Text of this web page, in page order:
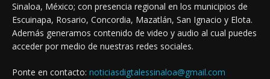
Sinaloa, México; con presencia regional en los municipios de
Escuinapa, Rosario, Concordia, Mazatlán, San Ignacio y Elota.
Además generamos contenido de video y audio al cual puedes
acceder por medio de nuestras redes sociales.
Ponte en contacto: noticiasdigtalessinaloa@gmail.com